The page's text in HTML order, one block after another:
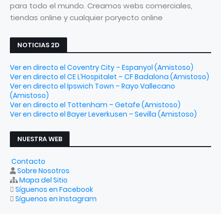
para todo el mundo. Creamos webs comerciales,
tiendas online y cualquier poryecto online
NOTICIAS 2D
Ver en directo el Coventry City – Espanyol (Amistoso)
Ver en directo el CE L’Hospitalet – CF Badalona (Amistoso)
Ver en directo el Ipswich Town – Rayo Vallecano
(Amistoso)
Ver en directo el Tottenham – Getafe (Amistoso)
Ver en directo el Bayer Leverkusen – Sevilla (Amistoso)
NUESTRA WEB
Contacto
Sobre Nosotros
Mapa del Sitio
Síguenos en Facebook
Síguenos en Instagram